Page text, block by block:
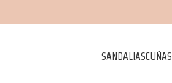
SANDALIASCUÑAS